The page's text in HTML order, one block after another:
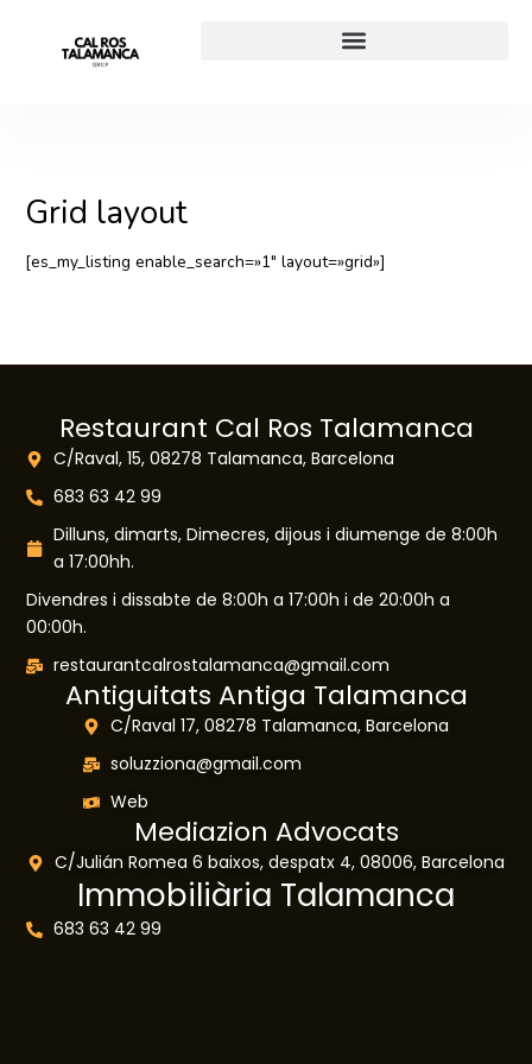
contingut
Grid layout
[es_my_listing enable_search=»1″ layout=»grid»]
Restaurant Cal Ros Talamanca
C/Raval, 15, 08278 Talamanca, Barcelona
683 63 42 99
Dilluns, dimarts, Dimecres, dijous i diumenge de 8:00h
a 17:00hh.
Divendres i dissabte de 8:00h a 17:00h i de 20:00h a
00:00h.
restaurantcalrostalamanca@gmail.com
Antiguitats Antiga Talamanca
C/Raval 17, 08278 Talamanca, Barcelona
soluzziona@gmail.com
Web
Mediazion Advocats
C/Julián Romea 6 baixos, despatx 4, 08006, Barcelona
Immobiliària Talamanca​
683 63 42 99​